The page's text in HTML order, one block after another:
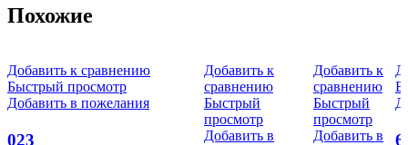
Похожие
Добавить к сравнению
Быстрый просмотр
Добавить в пожелания
023
Добавить к
сравнению
Быстрый
просмотр
Добавить в
Добавить к
сравнению
Быстрый
просмотр
Добавить в